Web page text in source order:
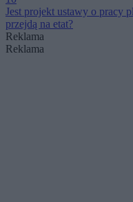
Jest projekt ustawy o pracy
przejdą na etat?
Reklama
Reklama